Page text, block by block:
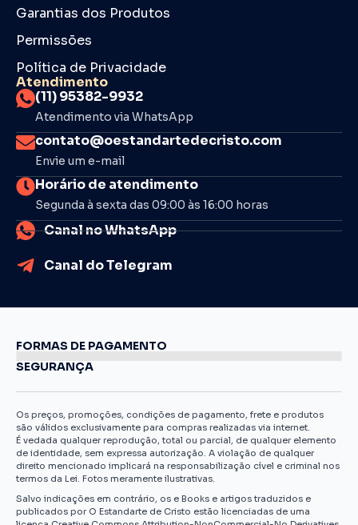
Garantias dos Produtos
Permissões
Política de Privacidade
Atendimento
(11) 95382-9932
Atendimento via WhatsApp
contato@oestandartedecristo.com
Envie um e-mail
Horário de atendimento
Segunda à sexta das 09:00 às 16:00 horas
Canal no WhatsApp
Canal do Telegram
FORMAS DE PAGAMENTO
SEGURANÇA
Os preços, promoções, condições de pagamento, frete e produtos
são válidos exclusivamente para compras realizadas via internet.
É vedada qualquer reprodução, total ou parcial, de qualquer elemento
de identidade, sem expressa autorização. A violação de qualquer
direito mencionado implicará na responsabilização cível e criminal nos
termos da Lei. Fotos meramente ilustrativas.
Salvo indicações em contrário, os e Books e artigos traduzidos e
publicados por O Estandarte de Cristo estão licenciadas de uma